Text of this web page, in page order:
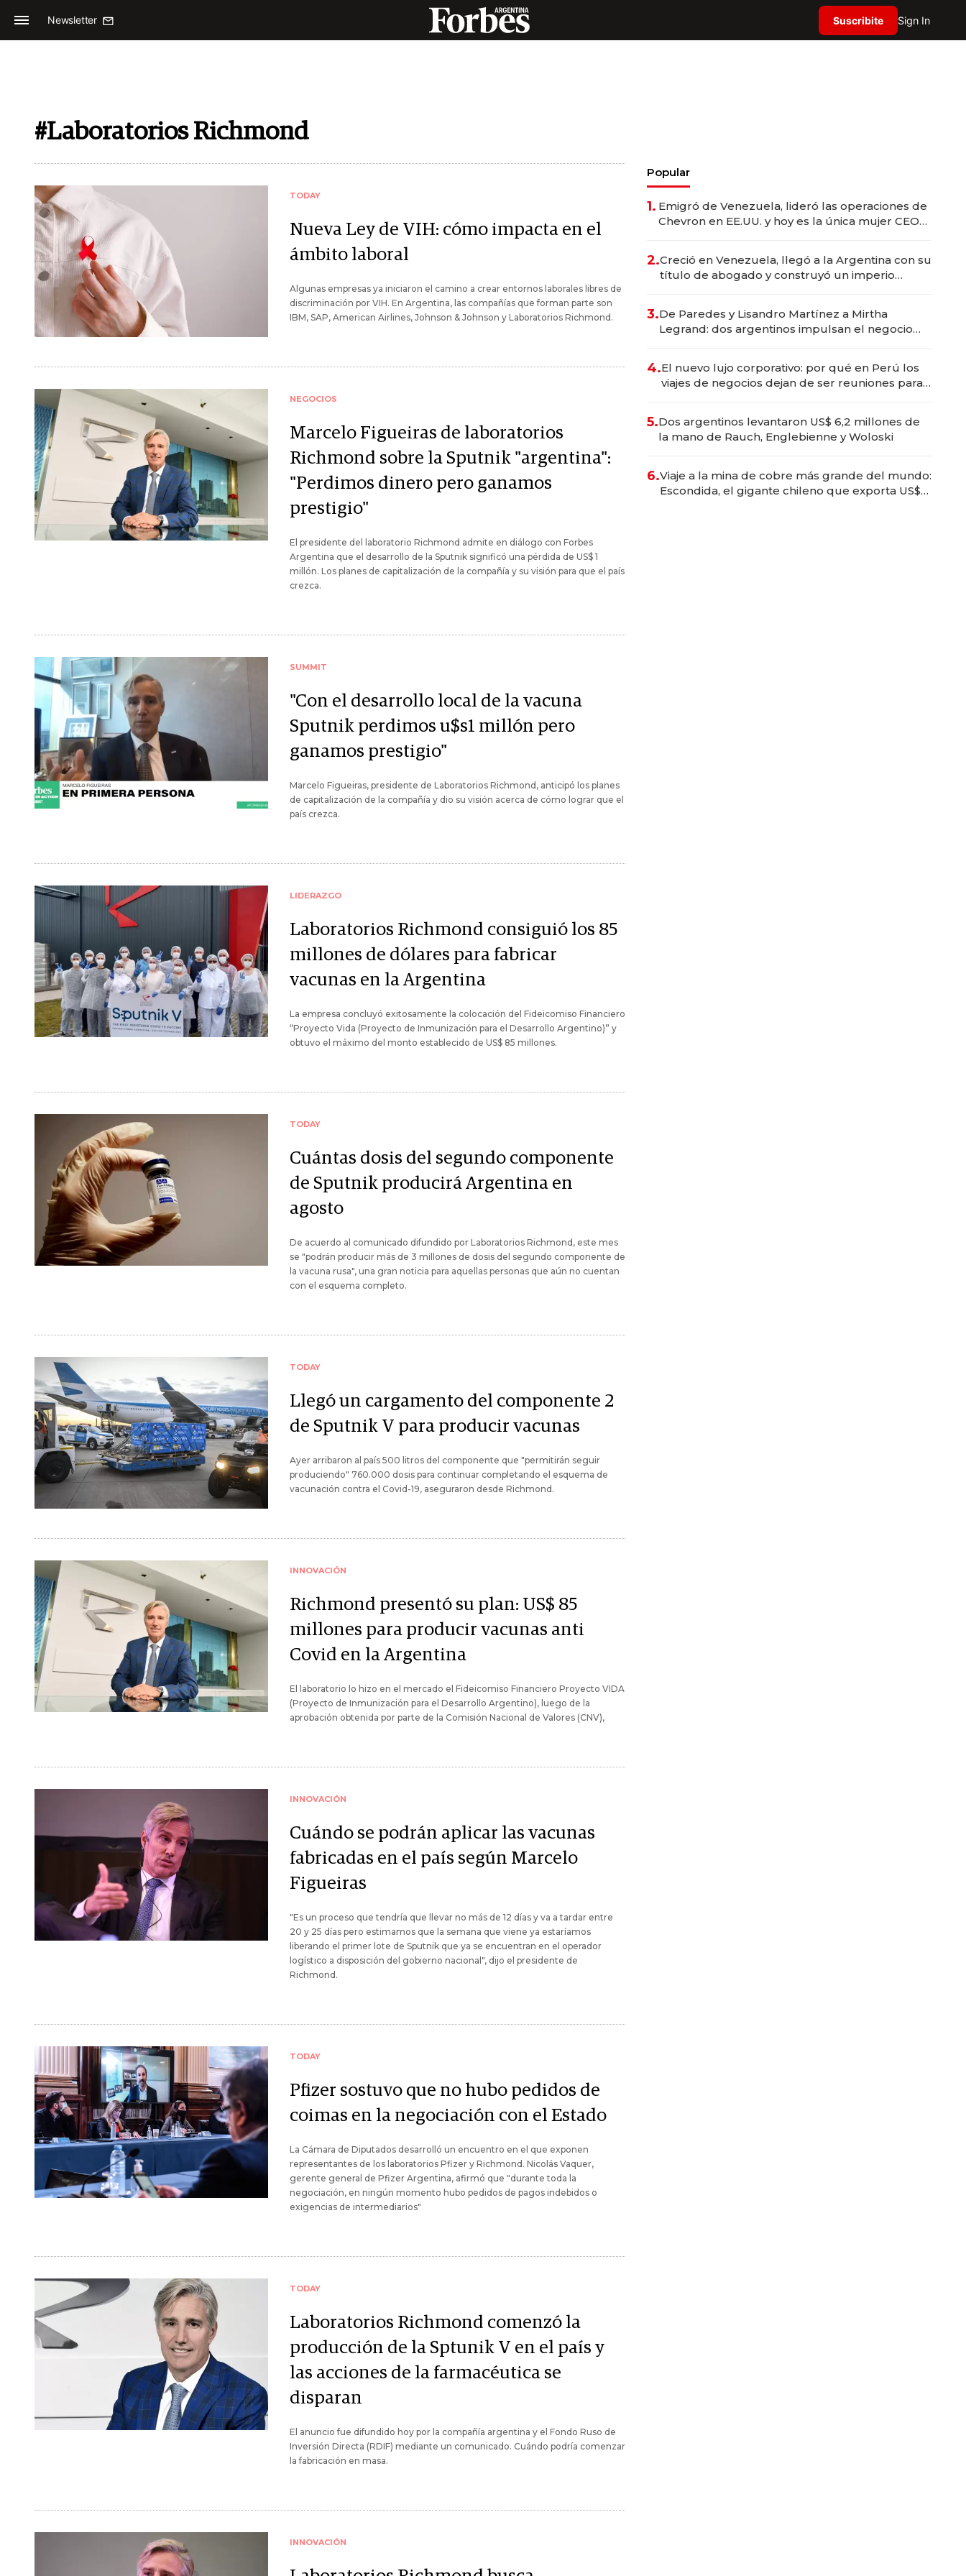
Newsletter Suscribite Sign In
#Laboratorios Richmond
TODAY
Nueva Ley de VIH: cómo impacta en el
ámbito laboral
Algunas empresas ya iniciaron el camino a crear entornos laborales libres de
discriminación por VIH. En Argentina, las compañías que forman parte son
IBM, SAP, American Airlines, Johnson & Johnson y Laboratorios Richmond.
NEGOCIOS
Marcelo Figueiras de laboratorios
Richmond sobre la Sputnik "argentina":
"Perdimos dinero pero ganamos
prestigio"
El presidente del laboratorio Richmond admite en diálogo con Forbes
Argentina que el desarrollo de la Sputnik significó una pérdida de US$ 1
millón. Los planes de capitalización de la compañía y su visión para que el país
crezca.
SUMMIT
"Con el desarrollo local de la vacuna
Sputnik perdimos u$s1 millón pero
ganamos prestigio"
Marcelo Figueiras, presidente de Laboratorios Richmond, anticipó los planes
de capitalización de la compañía y dio su visión acerca de cómo lograr que el
país crezca.
LIDERAZGO
Laboratorios Richmond consiguió los 85
millones de dólares para fabricar
vacunas en la Argentina
La empresa concluyó exitosamente la colocación del Fideicomiso Financiero
“Proyecto Vida (Proyecto de Inmunización para el Desarrollo Argentino)” y
obtuvo el máximo del monto establecido de US$ 85 millones.
TODAY
Cuántas dosis del segundo componente
de Sputnik producirá Argentina en
agosto
De acuerdo al comunicado difundido por Laboratorios Richmond, este mes
se "podrán producir más de 3 millones de dosis del segundo componente de
la vacuna rusa", una gran noticia para aquellas personas que aún no cuentan
con el esquema completo.
TODAY
Llegó un cargamento del componente 2
de Sputnik V para producir vacunas
Ayer arribaron al país 500 litros del componente que "permitirán seguir
produciendo" 760.000 dosis para continuar completando el esquema de
vacunación contra el Covid-19, aseguraron desde Richmond.
INNOVACIÓN
Richmond presentó su plan: US$ 85
millones para producir vacunas anti
Covid en la Argentina
El laboratorio lo hizo en el mercado el Fideicomiso Financiero Proyecto VIDA
(Proyecto de Inmunización para el Desarrollo Argentino), luego de la
aprobación obtenida por parte de la Comisión Nacional de Valores (CNV),
INNOVACIÓN
Cuándo se podrán aplicar las vacunas
fabricadas en el país según Marcelo
Figueiras
"Es un proceso que tendría que llevar no más de 12 días y va a tardar entre
20 y 25 días pero estimamos que la semana que viene ya estaríamos
liberando el primer lote de Sputnik que ya se encuentran en el operador
logístico a disposición del gobierno nacional", dijo el presidente de
Richmond.
TODAY
Pfizer sostuvo que no hubo pedidos de
coimas en la negociación con el Estado
La Cámara de Diputados desarrolló un encuentro en el que exponen
representantes de los laboratorios Pfizer y Richmond. Nicolás Vaquer,
gerente general de Pfizer Argentina, afirmó que "durante toda la
negociación, en ningún momento hubo pedidos de pagos indebidos o
exigencias de intermediarios"
TODAY
Laboratorios Richmond comenzó la
producción de la Sptunik V en el país y
las acciones de la farmacéutica se
disparan
El anuncio fue difundido hoy por la compañía argentina y el Fondo Ruso de
Inversión Directa (RDIF) mediante un comunicado. Cuándo podría comenzar
la fabricación en masa.
INNOVACIÓN
Popular
1. Emigró de Venezuela, lideró las operaciones de
Chevron en EE.UU. y hoy es la única mujer CEO
2.Creció en Venezuela, llegó a la Argentina con su
título de abogado y construyó un imperio
3.De Paredes y Lisandro Martínez a Mirtha
Legrand: dos argentinos impulsan el negocio
4.El nuevo lujo corporativo: por qué en Perú los
viajes de negocios dejan de ser reuniones para
5.Dos argentinos levantaron US$ 6,2 millones de
la mano de Rauch, Englebienne y Woloski
6.Viaje a la mina de cobre más grande del mundo:
Escondida, el gigante chileno que exporta US$